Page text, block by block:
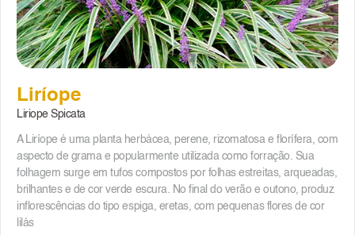
Liríope
Liriope Spicata
A Liríope é uma planta herbácea, perene, rizomatosa e florífera, com
aspecto de grama e popularmente utilizada como forração. Sua
folhagem surge em tufos compostos por folhas estreitas, arqueadas,
brilhantes e de cor verde escura. No final do verão e outono, produz
inflorescências do tipo espiga, eretas, com pequenas flores de cor
lilás